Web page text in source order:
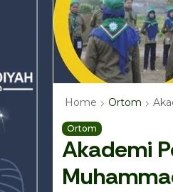
Home Ortom
Ortom
Akademi